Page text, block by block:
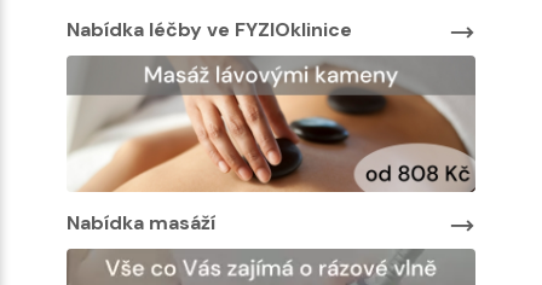
Nabídka léčby ve FYZIOklinice
Nabídka masáží